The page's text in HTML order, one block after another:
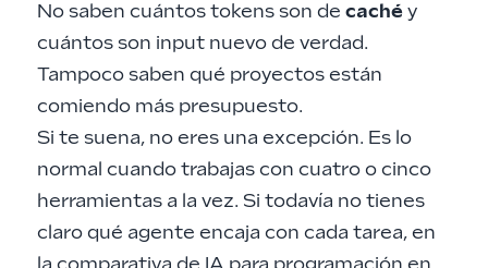
No saben cuántos tokens son de cachéy
cuántos son input nuevo de verdad.
Tampoco saben qué proyectos están
comiendo más presupuesto.
Si te suena, no eres una excepción. Es lo
normal cuando trabajas con cuatro o cinco
herramientas a la vez. Si todavía no tienes
claro qué agente encaja con cada tarea, en